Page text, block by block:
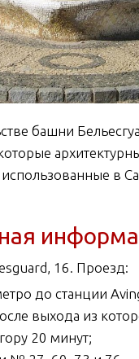
башни
в
16. Проезд:
до станции
выхода из
20 минут;